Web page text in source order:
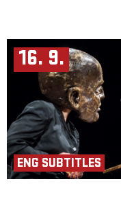
16. 9.
ENG SUBTITLES